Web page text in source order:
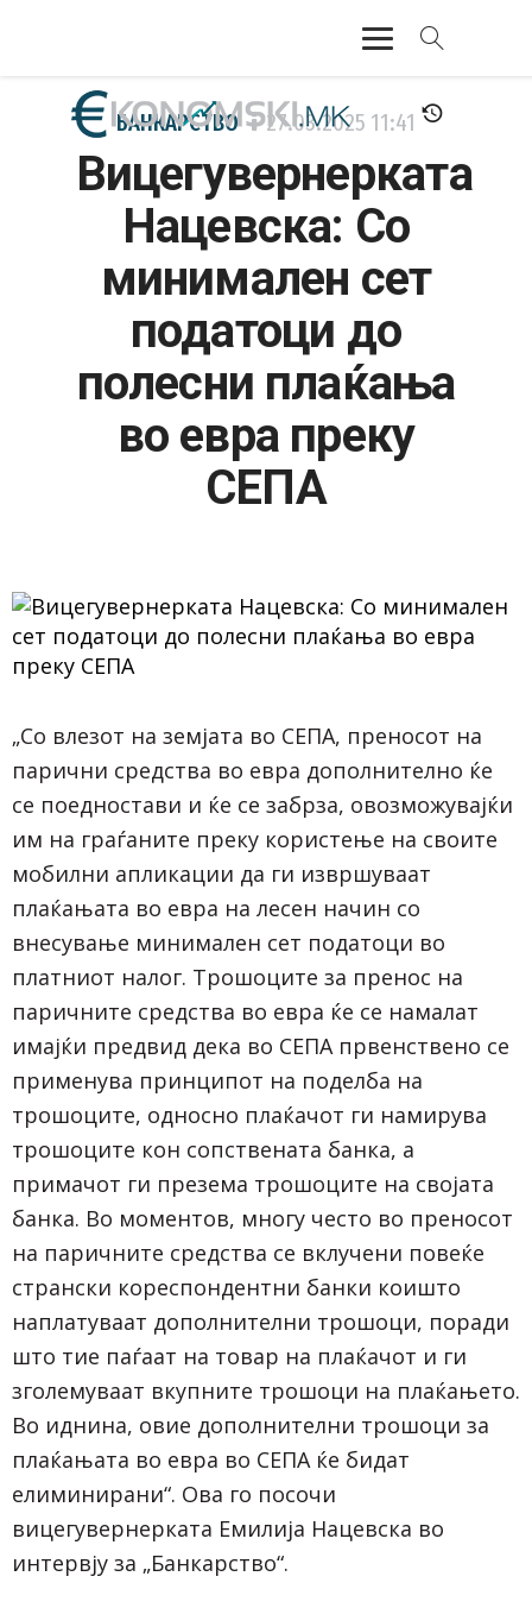
АКТУЕЛНО
ЕКОНОМИЈА
ФИНАНСИИ
БАНКАРСТВО
ЖИВОТ
БАНКАРСТВО 27.03.2025 11:41
Вицегувернерката
Нацевска: Со
минимален сет
податоци до
полесни плаќања
во евра преку
СЕПА
„Со влезот на земјата во СЕПА, преносот на
парични средства во евра дополнително ќе
се поедностави и ќе се забрза, овозможувајќи
им на граѓаните преку користење на своите
мобилни апликации да ги извршуваат
плаќањата во евра на лесен начин со
внесување минимален сет податоци во
платниот налог. Трошоците за пренос на
паричните средства во евра ќе се намалат
имајќи предвид дека во СЕПА првенствено се
применува принципот на поделба на
трошоците, односно плаќачот ги намирува
трошоците кон сопствената банка, а
примачот ги презема трошоците на својата
банка. Во моментов, многу често во преносот
на паричните средства се вклучени повеќе
странски кореспондентни банки коишто
наплатуваат дополнителни трошоци, поради
што тие паѓаат на товар на плаќачот и ги
зголемуваат вкупните трошоци на плаќањето.
Во иднина, овие дополнителни трошоци за
плаќањата во евра во СЕПА ќе бидат
елиминирани“. Ова го посочи
вицегувернерката Емилија Нацевска во
интервју за „Банкарство“.